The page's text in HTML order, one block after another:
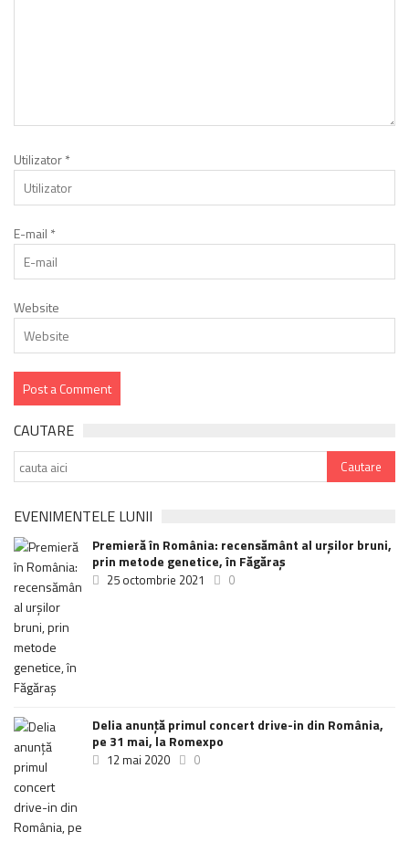
Utilizator*
E-mail *
Website
CAUTARE
EVENIMENTELE LUNII
Premieră în România: recensământ al urșilor bruni,
prin metode genetice, în Făgăraș
25 octombrie 2021 0
Delia anunţă primul concert drive-in din România,
pe 31 mai, la Romexpo
12 mai 2020 0